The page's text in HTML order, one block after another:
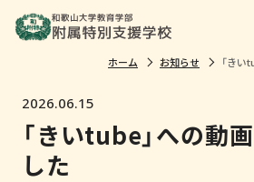
ホーム
お知らせ 「き
2026.06.15
「きいtube」への動
した